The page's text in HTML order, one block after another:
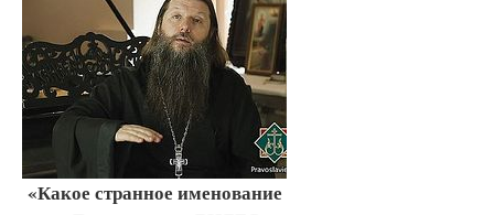
«Какое странное именование